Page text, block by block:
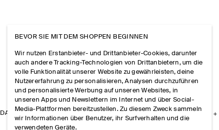
DAS UNTERNEHMEN
BEVOR SIE MIT DEM SHOPPEN BEGINNEN
Wir nutzen Erstanbieter- und Drittanbieter-Cookies, darunter
auch andere Tracking-Technologien von Drittanbietern, um die
volle Funktionalität unserer Website zu gewährleisten, deine
Nutzererfahrung zu personalisieren, Analysen durchzuführen
und personalisierte Werbung auf unseren Websites, in
unseren Apps und Newslettern im Internet und über Social-
Media-Plattformen bereitzustellen. Zu diesem Zweck sammeln
wir Informationen über Benutzer, ihr Surfverhalten und die
verwendeten Geräte.